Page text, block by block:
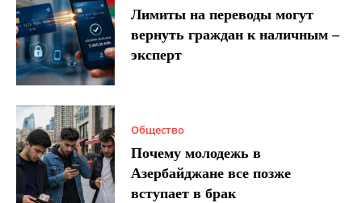
Лимиты на переводы могут
вернуть граждан к наличным –
эксперт
Общество
Почему молодежь в
Азербайджане все позже
вступает в брак